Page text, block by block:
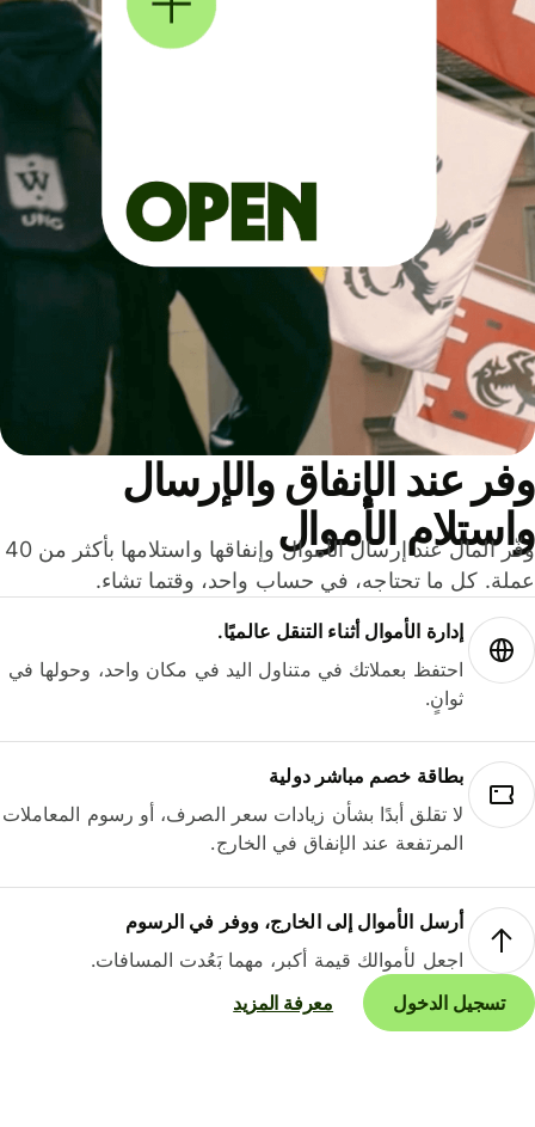
عند الإنفاق والإرسال
الأموال
وفّر المال عند إرسال الأموال وإنفاقها واستلامها بأكثر من 40
كل ما تحتاجه، في حساب واحد، وقتما تشاء.
إدارة الأموال أثناء التنقل عالميًا.
احتفظ بعملاتك في متناول اليد في مكان واحد، وحولها في
ثوانٍ.
بطاقة خصم مباشر دولية
لا تقلق أبدًا بشأن زيادات سعر الصرف، أو رسوم المعاملات
المرتفعة عند الإنفاق في الخارج.
أرسل الأموال إلى الخارج، ووفر في الرسوم
اجعل لأموالك قيمة أكبر، مهما بَعُدت المسافات.
تسجيل الدخول
معرفة المزيد